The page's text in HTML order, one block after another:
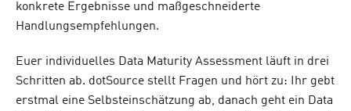
konkrete Ergebnisse und maßgeschneiderte
Handlungsempfehlungen.
Euer individuelles Data Maturity Assessment läuft in drei
Schritten ab. dotSource stellt Fragen und hört zu: Ihr gebt
erstmal eine Selbsteinschätzung ab, danach geht ein Data